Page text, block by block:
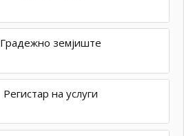
Градежно земјиште
Регистар на услуги